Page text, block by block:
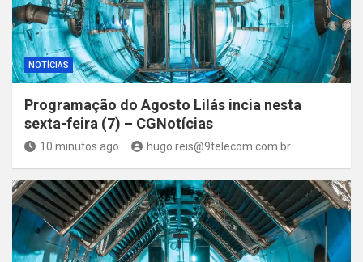
NOTÍCIAS
Programação do Agosto Lilás incia nesta
sexta-feira (7) – CGNotícias
10 minutos ago hugo.reis@9telecom.com.br